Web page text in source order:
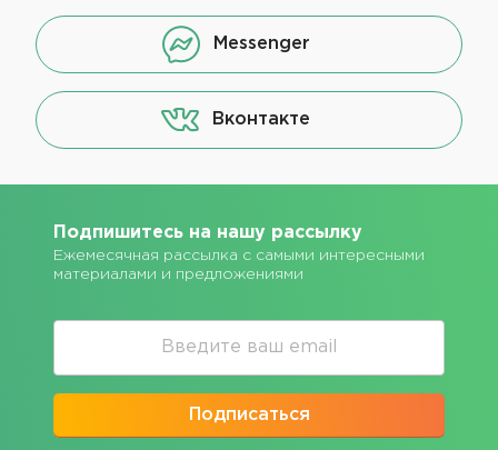
Messenger
Вконтакте
Подпишитесь на нашу рассылку
Ежемесячная рассылка с самыми интересными
материалами и предложениями
Подписаться